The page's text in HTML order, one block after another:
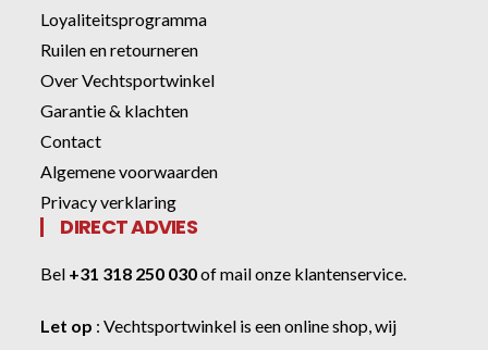
Loyaliteitsprogramma
Ruilen en retourneren
Over Vechtsportwinkel
Garantie & klachten
Contact
Algemene voorwaarden
Privacy verklaring
DIRECT ADVIES
Bel +31 318 250 030ofmail onze klantenservice
Let op :Vechtsportwinkel is een online shop, wij